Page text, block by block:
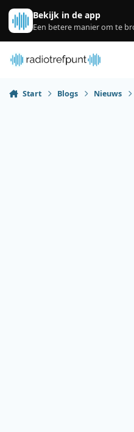
Spring naar bijdragen
Bekijk in de app
Een betere manier om te
Start Blogs Nieuws